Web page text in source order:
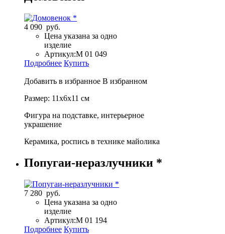
4 090 руб.
Цена указана за одно
изделие
Артикул:М 01 049
Подробнее Купить
Добавить в избранное В избранном
Размер: 11х6х11 см
Фигура на подставке, интерьерное
украшение
Керамика, роспись в технике майолика
Попугаи-неразлучники *
7 280 руб.
Цена указана за одно
изделие
Артикул:М 01 194
Подробнее Купить